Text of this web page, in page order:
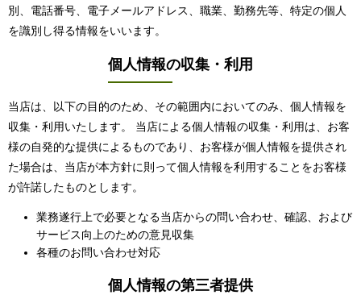
別、電話番号、電子メールアドレス、職業、勤務先等、特定の個人
を識別し得る情報をいいます。
個人情報の収集・利用
当店は、以下の目的のため、その範囲内においてのみ、個人情報を
収集・利用いたします。 当店による個人情報の収集・利用は、お客
様の自発的な提供によるものであり、お客様が個人情報を提供され
た場合は、当店が本方針に則って個人情報を利用することをお客様
が許諾したものとします。
業務遂行上で必要となる当店からの問い合わせ、確認、および
サービス向上のための意見収集
各種のお問い合わせ対応
個人情報の第三者提供